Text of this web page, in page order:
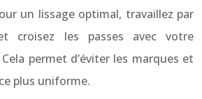
un lissage optimal, travaillez par
croisez les passes avec votre
permet d’éviter les marques et
plus uniforme.